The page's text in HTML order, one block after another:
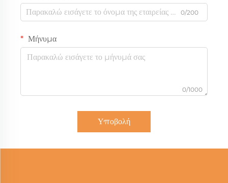
0/200
Μήνυμα
0/1000
Υποβολή